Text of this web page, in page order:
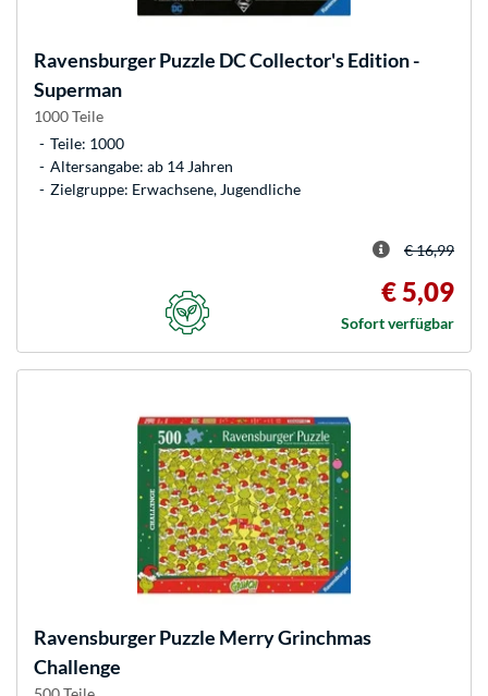
RavensburgerPuzzle DC Collector's Edition -
Superman
1000 Teile
Teile: 1000
Altersangabe: ab 14 Jahren
Zielgruppe: Erwachsene, Jugendliche
€ 16,99
€ 5,09
Sofort verfügbar
RavensburgerPuzzle Merry Grinchmas
Challenge